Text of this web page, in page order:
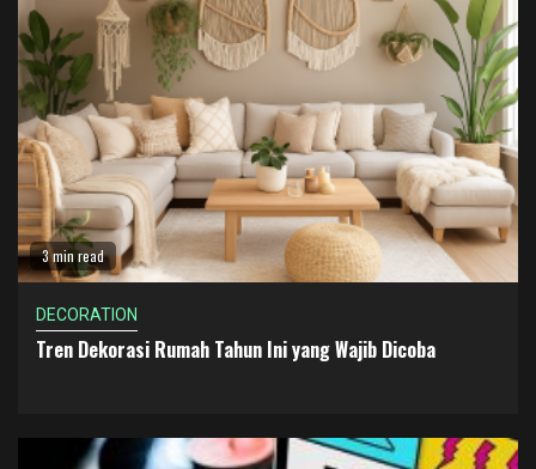
3 min read
DECORATION
Tren Dekorasi Rumah Tahun Ini yang Wajib Dicoba